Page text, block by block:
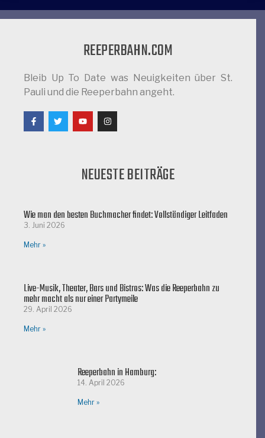
REEPERBAHN.COM
Bleib Up To Date was Neuigkeiten über St.
Pauli und die Reeperbahn angeht.
NEUESTE BEITRÄGE
Wie man den besten Buchmacher findet: Vollständiger Leitfaden
3. Juni 2026
Mehr »
Live-Musik, Theater, Bars und Bistros: Was die Reeperbahn zu
mehr macht als nur einer Partymeile
29. April 2026
Mehr »
Reeperbahn in Hamburg:
14. April 2026
Mehr »